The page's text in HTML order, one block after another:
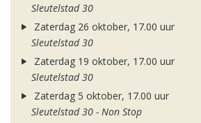
Sleutelstad 30
Zaterdag 26 oktober, 17.00 uur
Sleutelstad 30
Zaterdag 19 oktober, 17.00 uur
Sleutelstad 30
Zaterdag 5 oktober, 17.00 uur
Sleutelstad 30 - Non Stop